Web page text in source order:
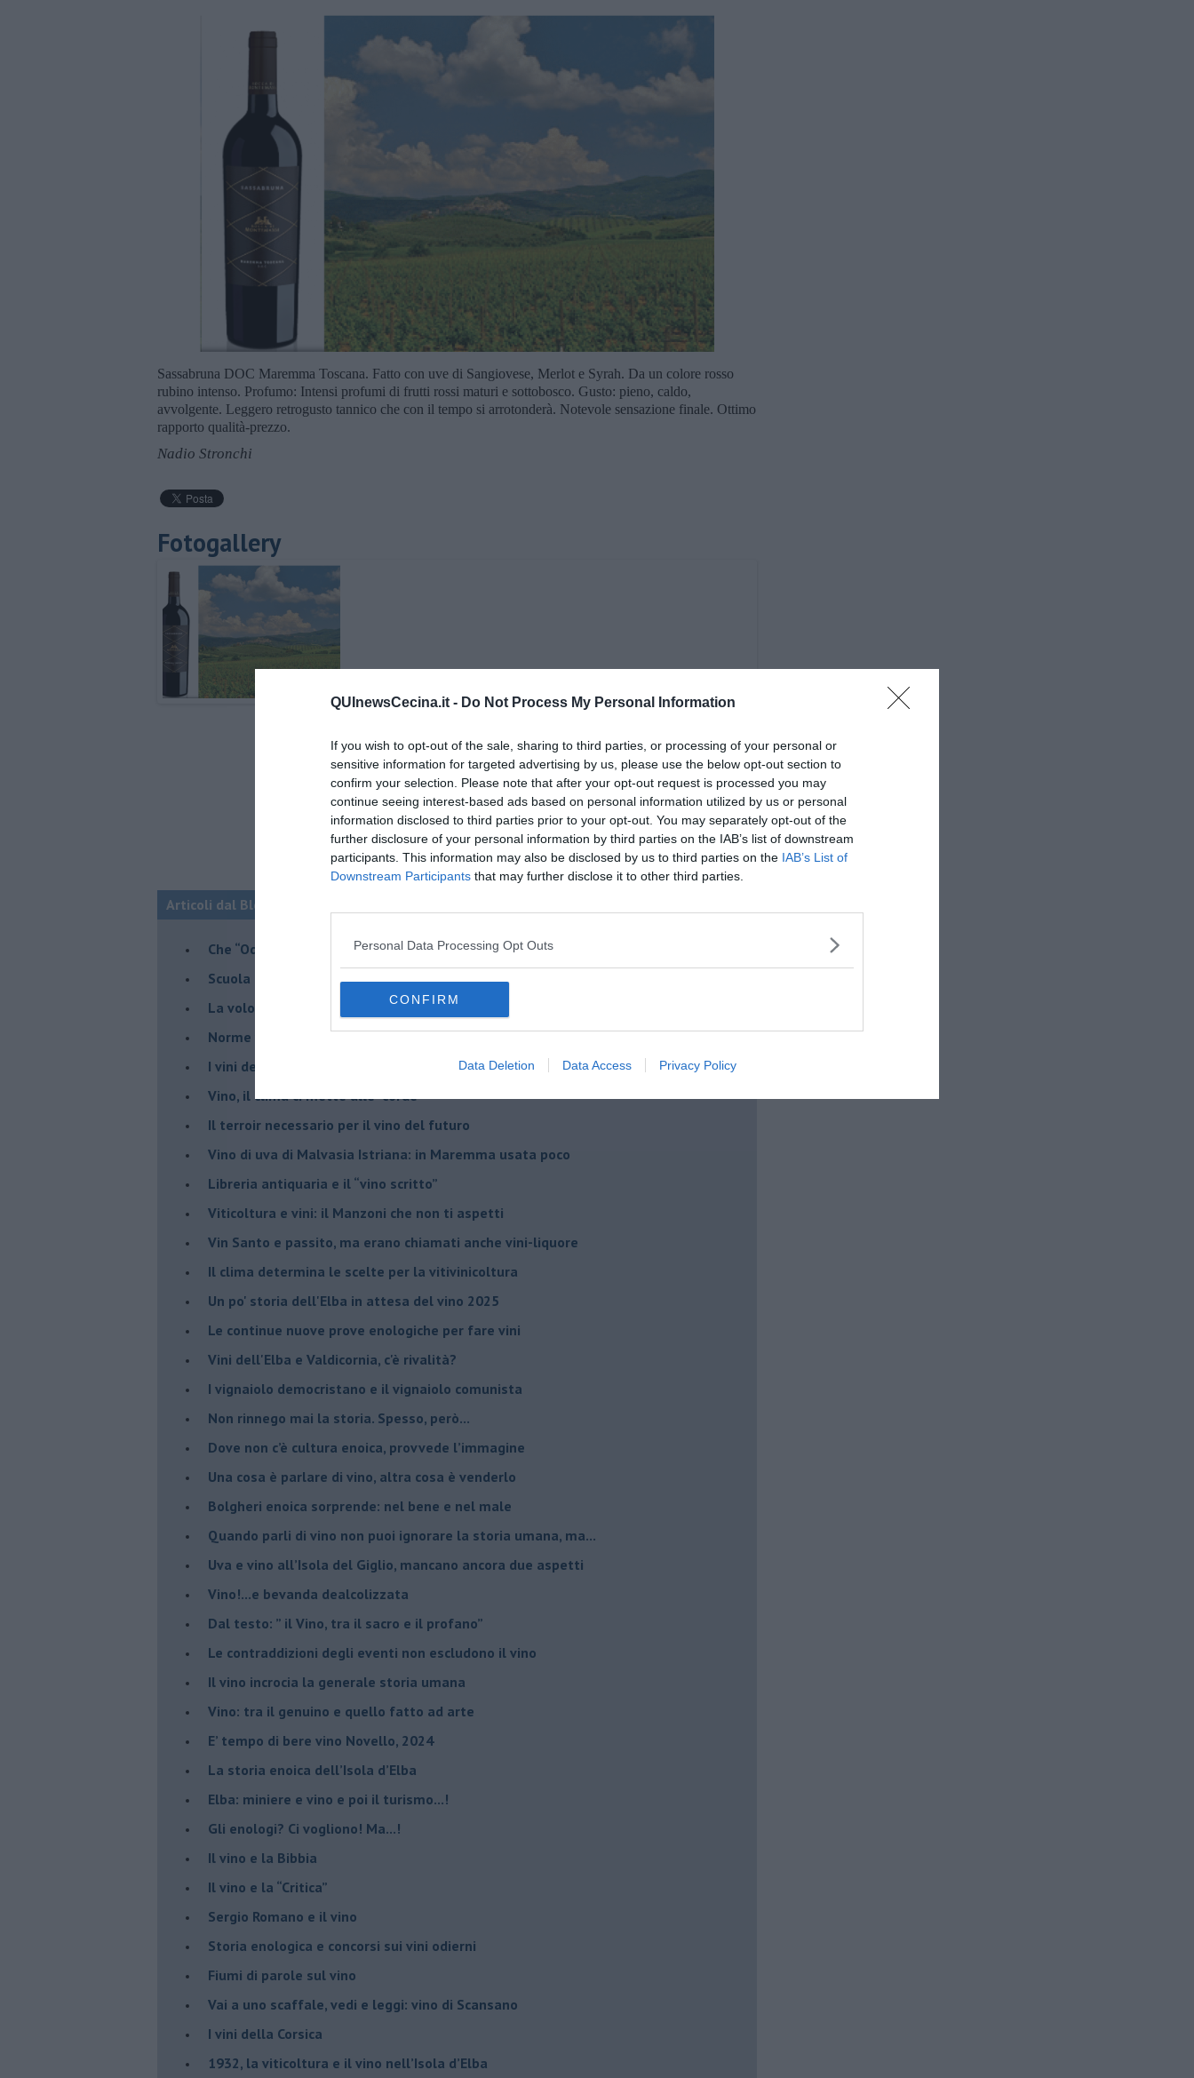
QUInewsCecina.it - Do Not Process My Personal Information
If you wish to opt-out of the sale, sharing to third parties, or processing of your personal or
sensitive information for targeted advertising by us, please use the below opt-out section to
confirm your selection. Please note that after your opt-out request is processed you may
continue seeing interest-based ads based on personal information utilized by us or personal
information disclosed to third parties prior to your opt-out. You may separately opt-out of the
further disclosure of your personal information by third parties on the IAB’s list of downstream
participants. This information may also be disclosed by us to third parties on the IAB’s List of
Downstream Participants that may further disclose it to other third parties.
Personal Data Processing Opt Outs
CONFIRM
Data Deletion Data Access Privacy Policy
Sassabruna DOC Maremma Toscana. Fatto con uve di Sangiovese, Merlot e Syrah. Da un colore rosso
rubino intenso. Profumo: Intensi profumi di frutti rossi maturi e sottobosco. Gusto: pieno, caldo,
avvolgente. Leggero retrogusto tannico che con il tempo si arrotonderà. Notevole sensazione finale. Ottimo
rapporto qualità-prezzo.
Nadio Stronchi
Fotogallery
Articoli dal Blog “Vignaioli e vini” di Nadio Stronchi
​Che “Odissea sia”
Scuola di vita e creatività
​La volontà di essere “primi”
Norme viticole e enologiche che miglioreranno la qualità
​I vini della Maremma si stanno arricchendo
Vino, il clima ci mette alle “corde”
Il terroir necessario per il vino del futuro
​Vino di uva di Malvasia Istriana: in Maremma usata poco
​Libreria antiquaria e il “vino scritto”
​Viticoltura e vini: il Manzoni che non ti aspetti
​Vin Santo e passito, ma erano chiamati anche vini-liquore
Il clima determina le scelte per la vitivinicoltura
Un po' storia dell'Elba in attesa del vino 2025
Le continue nuove prove enologiche per fare vini
Vini dell'Elba e Valdicornia, c'è rivalità?
​I vignaiolo democristano e il vignaiolo comunista
​Non rinnego mai la storia. Spesso, però...
​Dove non c’è cultura enoica, provvede l’immagine
​Una cosa è parlare di vino, altra cosa è venderlo
Bolgheri enoica sorprende: nel bene e nel male
​Quando parli di vino non puoi ignorare la storia umana, ma...
Uva e vino all’Isola del Giglio, mancano ancora due aspetti
​Vino!...e bevanda dealcolizzata
​Dal testo: ” il Vino, tra il sacro e il profano”
Le contraddizioni degli eventi non escludono il vino
​Il vino incrocia la generale storia umana
Vino: tra il genuino e quello fatto ad arte
E’ tempo di bere vino Novello, 2024
La storia enoica dell’Isola d’Elba
Elba: miniere e vino e poi il turismo...!
​Gli enologi? Ci vogliono! Ma...!
​Il vino e la Bibbia
​Il vino e la “Critica”
Sergio Romano e il vino
​Storia enologica e concorsi sui vini odierni
Fiumi di parole sul vino
​Vai a uno scaffale, vedi e leggi: vino di Scansano
​I vini della Corsica
​1932, la viticoltura e il vino nell’Isola d’Elba